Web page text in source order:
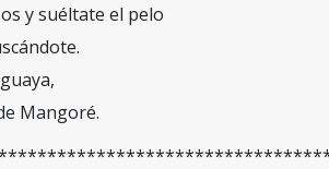
y suéltate el pelo
Mangoré.